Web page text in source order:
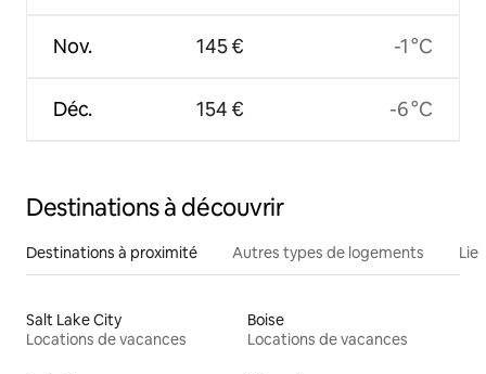
Nov.
Déc.
145 €
154 €
-1 °C
-6 °C
Destinations à découvrir
Destinations à proximité Autres types de logements
Salt Lake City
Locations de vacances
Boise
Locations de vacances